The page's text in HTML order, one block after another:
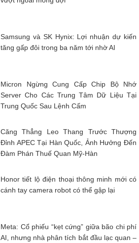
Samsung và SK Hynix: Lợi nhuận dự kiến
tăng gấp đôi trong ba năm tới nhờ AI
Micron Ngừng Cung Cấp Chip Bộ Nhớ
Server Cho Các Trung Tâm Dữ Liệu Tại
Trung Quốc Sau Lệnh Cấm
Căng Thẳng Leo Thang Trước Thượng
Đỉnh APEC Tại Hàn Quốc, Ảnh Hưởng Đến
Đàm Phán Thuế Quan Mỹ-Hàn
Honor tiết lộ điện thoại thông minh mới có
cánh tay camera robot có thể gập lại
Meta: Cổ phiếu “kẹt cứng” giữa bão chi phí
AI, nhưng nhà phân tích bắt đầu lạc quan –